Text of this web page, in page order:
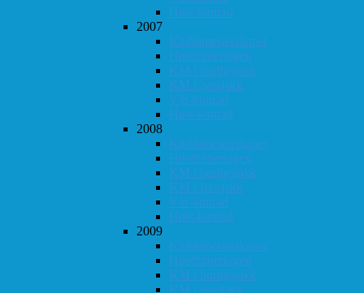
Høst-konrad
2007
Klubbmesterskapet
Høstturneringen
KM i hurtigsjakk
KM i lynsjakk
Vår-konrad
Høst-konrad
2008
Klubbmesterskapet
Høstturneringen
KM i hurtigsjakk
KM i lynsjakk
Vår-konrad
Høst-konrad
2009
Klubbmesterskapet
Høstturneringen
KM i hurtigsjakk
KM i lynsjakk